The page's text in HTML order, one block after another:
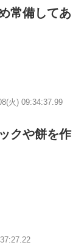
常備してあ
火) 09:34:37.99
クや餅を作